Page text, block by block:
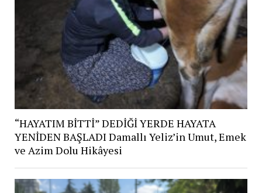
“HAYATIM BİTTİ” DEDİĞİ YERDE HAYATA
YENİDEN BAŞLADI Damallı Yeliz’in Umut, Emek
ve Azim Dolu Hikâyesi